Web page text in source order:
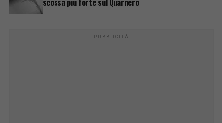
scossa più forte sul Quarnero
PUBBLICITÀ